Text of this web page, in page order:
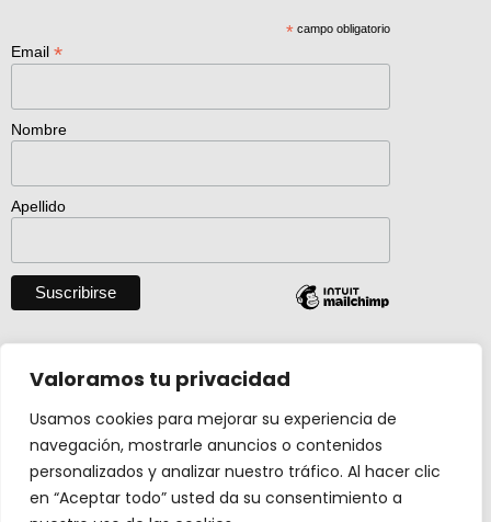
Valoramos tu privacidad
Usamos cookies para mejorar su experiencia de
navegación, mostrarle anuncios o contenidos
personalizados y analizar nuestro tráfico. Al hacer clic
en “Aceptar todo” usted da su consentimiento a
*campo obligatorio
Email *
Nombre
Apellido
Descargar catálogo entero en pdf
Actividad creada con el apoyo de
Ministerio Cultura y Deporte.